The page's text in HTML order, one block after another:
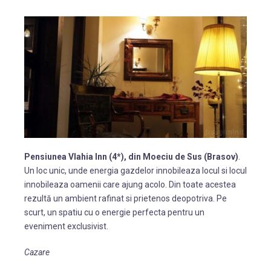
Pensiunea Vlahia Inn (4*), din Moeciu de Sus (Brasov)
Un loc unic, unde energia gazdelor innobileaza locul si locul
innobileaza oamenii care ajung acolo. Din toate acestea
rezultă un ambient rafinat si prietenos deopotriva. Pe
scurt, un spatiu cu o energie perfecta pentru un
eveniment exclusivist.
Cazare